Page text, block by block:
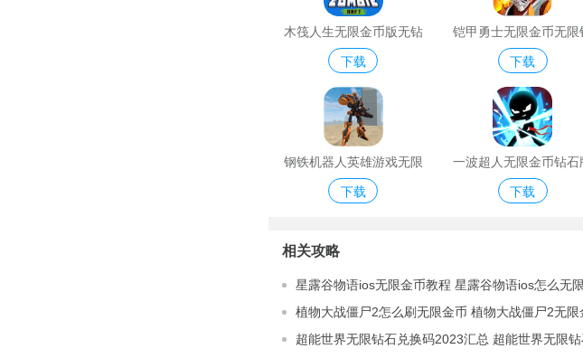
木筏人生无限金币版无钻
石版
下载
铠甲勇士无限金币无限
石
下载
钢铁机器人英雄游戏无限
金币无限钻石版
下载
一波超人无限金币钻石
下载
相关攻略
星露谷物语ios无限金币教程 星露谷物语ios怎么无
植物大战僵尸2怎么刷无限金币 植物大战僵尸2无限
超能世界无限钻石兑换码2023汇总 超能世界无限